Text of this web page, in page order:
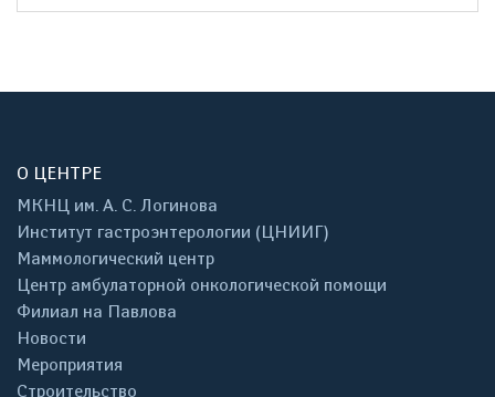
О ЦЕНТРЕ
МКНЦ им. А. С. Логинова
Институт гастроэнтерологии (ЦНИИГ)
Маммологический центр
Центр амбулаторной онкологической помощи
Филиал на Павлова
Новости
Мероприятия
Строительство